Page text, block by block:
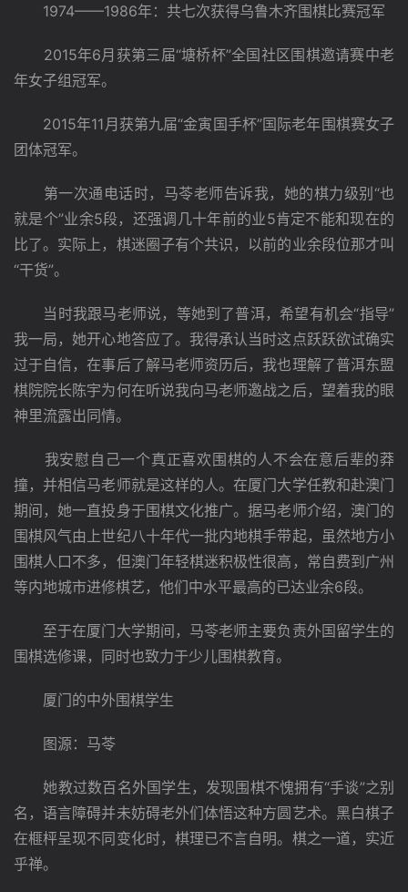
1974——1986年：共七次获得乌鲁木齐围棋比赛冠军
2015年6月获第三届“塘桥杯”全国社区围棋邀请赛中老
年女子组冠军。
2015年11月获第九届“金寅国手杯”国际老年围棋赛女子
团体冠军。
第一次通电话时，马苓老师告诉我，她的棋力级别“也
就是个”业余5段，还强调几十年前的业5肯定不能和现在的
比了。实际上，棋迷圈子有个共识，以前的业余段位那才叫
“干货”。
当时我跟马老师说，等她到了普洱，希望有机会“指导”
我一局，她开心地答应了。我得承认当时这点跃跃欲试确实
过于自信，在事后了解马老师资历后，我也理解了普洱东盟
棋院院长陈宇为何在听说我向马老师邀战之后，望着我的眼
神里流露出同情。
我安慰自己一个真正喜欢围棋的人不会在意后辈的莽
撞，并相信马老师就是这样的人。在厦门大学任教和赴澳门
期间，她一直投身于围棋文化推广。据马老师介绍，澳门的
围棋风气由上世纪八十年代一批内地棋手带起，虽然地方小
围棋人口不多，但澳门年轻棋迷积极性很高，常自费到广州
等内地城市进修棋艺，他们中水平最高的已达业余6段。
至于在厦门大学期间，马苓老师主要负责外国留学生的
围棋选修课，同时也致力于少儿围棋教育。
厦门的中外围棋学生
图源：马苓
她教过数百名外国学生，发现围棋不愧拥有“手谈”之别
名，语言障碍并未妨碍老外们体悟这种方圆艺术。黑白棋子
在榧枰呈现不同变化时，棋理已不言自明。棋之一道，实近
乎禅。